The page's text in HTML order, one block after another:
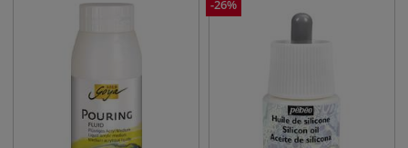
-26%